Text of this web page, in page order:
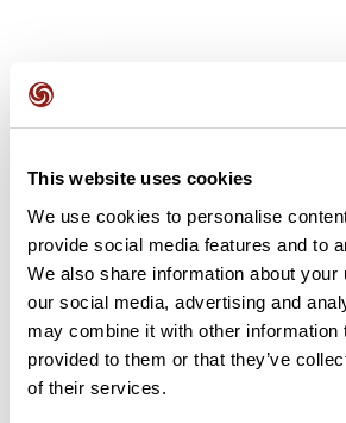
This website uses cookies
We use cookies to personalise
provide social media features and to
We also share information about your
our social media, advertising and
may combine it with other information
provided to them or that they’ve
of their services.
Recensioni degli utenti
Questo percorso non contiene ancora
Aggiungi una